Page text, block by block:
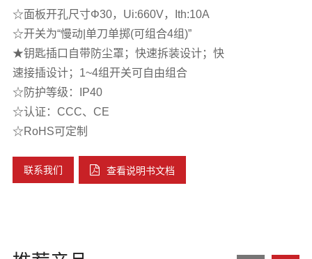
☆面板开孔尺寸Φ30，Ui:660V，Ith:10A
☆开关为“慢动|单刀单掷(可组合4组)”
★钥匙插口自带防尘罩；快速拆装设计；快
速接插设计；1~4组开关可自由组合
☆防护等级：IP40
☆认证：CCC、CE
☆RoHS可定制
联系我们 查看说明书文档